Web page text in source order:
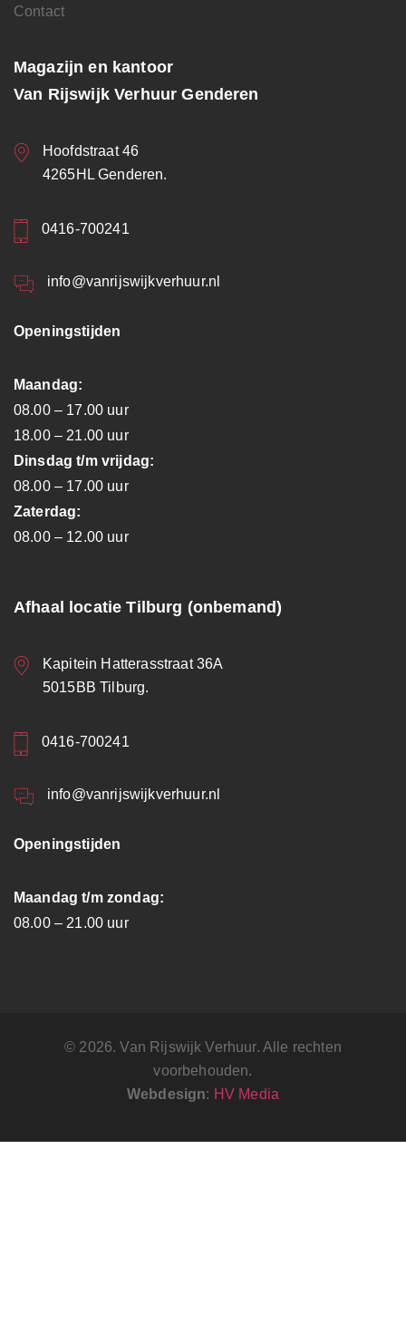
Contact
Magazijn en kantoor
Van Rijswijk Verhuur Genderen
Hoofdstraat 46
4265HL Genderen.
0416-700241
info@vanrijswijkverhuur.nl
Openingstijden
Maandag:
08.00 – 17.00 uur
18.00 – 21.00 uur
Dinsdag t/m vrijdag:
08.00 – 17.00 uur
Zaterdag:
08.00 – 12.00 uur
Afhaal locatie Tilburg (onbemand)
Kapitein Hatterasstraat 36A
5015BB Tilburg.
0416-700241
info@vanrijswijkverhuur.nl
Openingstijden
Maandag t/m zondag:
08.00 – 21.00 uur
© 2026. Van Rijswijk Verhuur. Alle rechten
voorbehouden.
Webdesign: HV Media